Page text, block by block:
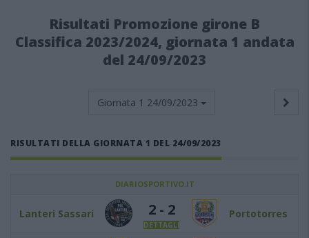
Risultati Promozione girone B
Classifica 2023/2024, giornata 1 andata
del 24/09/2023
Giornata 1 24/09/2023
RISULTATI DELLA GIORNATA 1 DEL 24/09/2023
DIARIOSPORTIVO.IT
Lanteri Sassari 2 - 2
DETTAGLI
Portotorres